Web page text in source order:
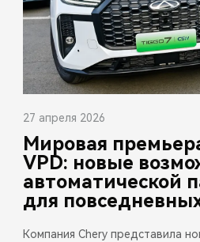
27 апреля 2026
Мировая
VPD: новые
автоматической
для
Компания Chery представила